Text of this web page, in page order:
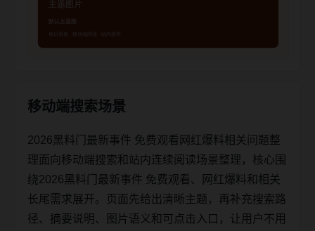
移动端搜索场景
2026黑料门最新事件 免费观看网红爆料相关问题整
理面向移动端搜索和站内连续阅读场景整理，核心围
绕2026黑料门最新事件 免费观看、网红爆料和相关
长尾需求展开。页面先给出清晰主题，再补充搜索路
径、摘要说明、图片语义和可点击入口，让用户不用